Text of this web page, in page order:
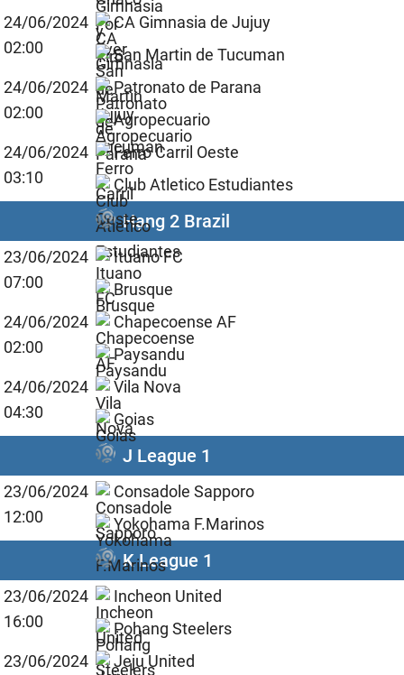
24/06/2024
02:00
CA Gimnasia de Jujuy
San Martin de Tucuman
24/06/2024
02:00
Patronato de Parana
Agropecuario
24/06/2024
03:10
Ferro Carril Oeste
Club Atletico Estudiantes
Hạng 2 Brazil
23/06/2024
07:00
Ituano FC
Brusque
24/06/2024
02:00
Chapecoense AF
Paysandu
24/06/2024
04:30
Vila Nova
Goias
J League 1
23/06/2024
12:00
Consadole Sapporo
Yokohama F.Marinos
K League 1
23/06/2024
16:00
Incheon United
Pohang Steelers
23/06/2024
Jeju United